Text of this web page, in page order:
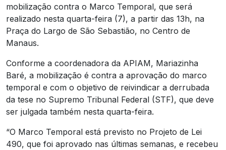
mobilização contra o Marco Temporal, que será
realizado nesta quarta-feira (7), a partir das 13h, na
Praça do Largo de São Sebastião, no Centro de
Manaus.
Conforme a coordenadora da APIAM, Mariazinha
Baré, a mobilização é contra a aprovação do marco
temporal e com o objetivo de reivindicar a derrubada
da tese no Supremo Tribunal Federal (STF), que deve
ser julgada também nesta quarta-feira.
“O Marco Temporal está previsto no Projeto de Lei
490, que foi aprovado nas últimas semanas, e recebeu